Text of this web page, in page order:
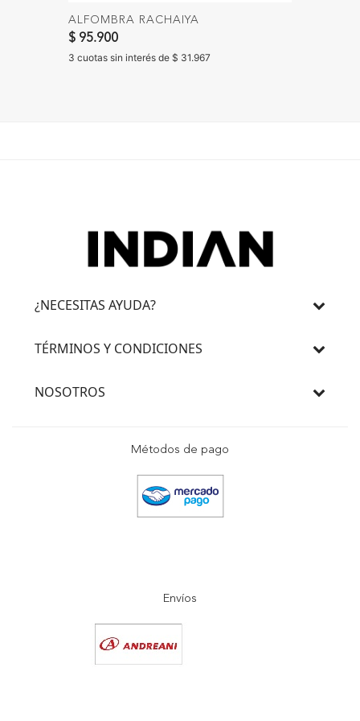
ALFOMBRA RACHAIYA
$ 95.900
3 cuotas sin interés de $ 31.967
¿NECESITAS AYUDA?
TÉRMINOS Y CONDICIONES
NOSOTROS
Métodos de pago
Envíos